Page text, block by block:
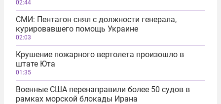
02:44
СМИ: Пентагон снял с должности генерала,
курировавшего помощь Украине
02:03
Крушение пожарного вертолета произошло в
штате Юта
01:35
Военные США перенаправили более 50 судов в
рамках морской блокады Ирана